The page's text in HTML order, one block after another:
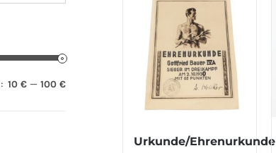
Urkunde/Ehrenurkunde
10 € —100 €